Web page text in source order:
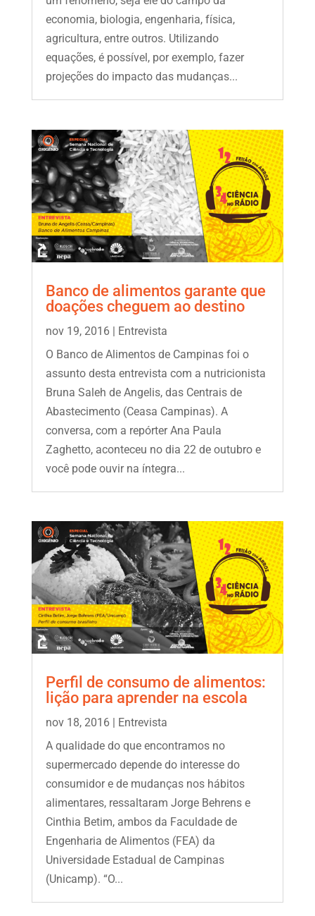
economia, biologia, engenharia, física,
agricultura, entre outros. Utilizando
equações, é possível, por exemplo, fazer
projeções do impacto das mudanças...
Banco de alimentos garante que
doações cheguem ao destino
nov 19, 2016| Entrevista
O Banco de Alimentos de Campinas foi o
assunto desta entrevista com a nutricionista
Bruna Saleh de Angelis, das Centrais de
Abastecimento (Ceasa Campinas). A
conversa, com a repórter Ana Paula
Zaghetto, aconteceu no dia 22 de outubro e
você pode ouvir na íntegra...
Perfil de consumo de alimentos:
lição para aprender na escola
nov 18, 2016| Entrevista
A qualidade do que encontramos no
supermercado depende do interesse do
consumidor e de mudanças nos hábitos
alimentares, ressaltaram Jorge Behrens e
Cinthia Betim, ambos da Faculdade de
Engenharia de Alimentos (FEA) da
Universidade Estadual de Campinas
(Unicamp). “O...